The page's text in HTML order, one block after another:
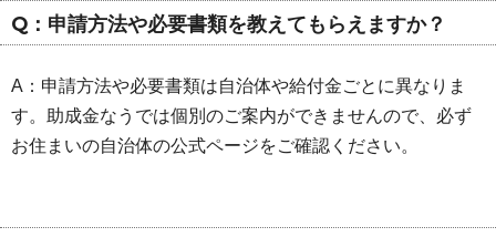
Q：申請方法や必要書類を教えてもらえますか？
A：申請方法や必要書類は自治体や給付金ごとに異なりま
す。助成金なうでは個別のご案内ができませんので、必ず
お住まいの自治体の公式ページをご確認ください。